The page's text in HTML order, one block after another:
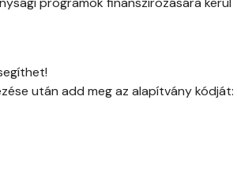
után add meg az alapítvány kódját: